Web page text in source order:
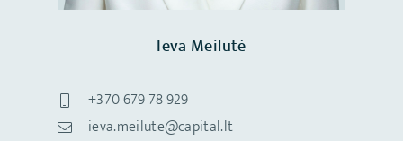
Ieva Meilutė
+370 679 78 929
ieva.meilute@capital.lt